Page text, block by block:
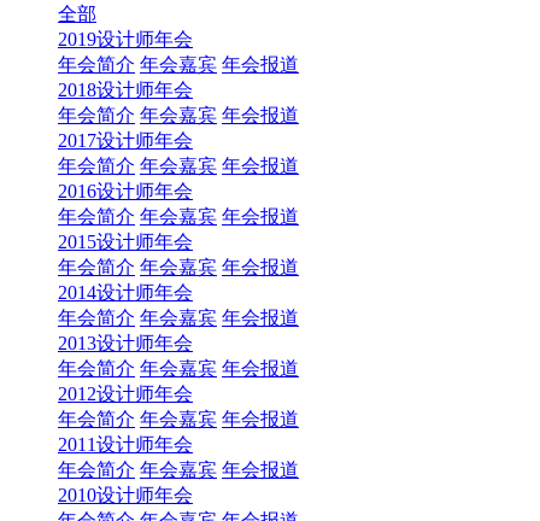
全部
2019设计师年会
年会简介 年会嘉宾 年会报道
2018设计师年会
年会简介 年会嘉宾 年会报道
2017设计师年会
年会简介 年会嘉宾 年会报道
2016设计师年会
年会简介 年会嘉宾 年会报道
2015设计师年会
年会简介 年会嘉宾 年会报道
2014设计师年会
年会简介 年会嘉宾 年会报道
2013设计师年会
年会简介 年会嘉宾 年会报道
2012设计师年会
年会简介 年会嘉宾 年会报道
2011设计师年会
年会简介 年会嘉宾 年会报道
2010设计师年会